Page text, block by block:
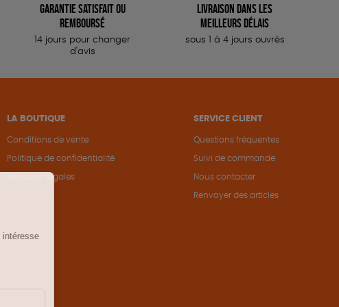
Garantie satisfait ou
remboursé
14 jours pour changer
d'avis
Livraison dans les
meilleurs délais
sous 1 à 4 jours ouvrés
LA BOUTIQUE
Conditions de vente
Politique de confidentialité
Mentions légales
SERVICE CLIENT
Questions fréquentes
Suivi de commande
Nous contacter
Renvoyer des articles